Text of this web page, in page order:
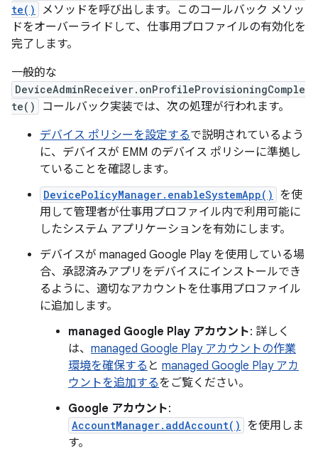
te()
メソッドを呼び出します。このコールバック メソッ
ドをオーバーライドして、仕事用プロファイルの有効化を
完了します。
一般的な
DeviceAdminReceiver.onProfileProvisioningComple
te()
コールバック実装では、次の処理が行われます。
デバイス ポリシーを設定するで説明されているよう
に、デバイスが EMM のデバイス ポリシーに準拠し
ていることを確認します。
DevicePolicyManager.enableSystemApp()
を使
用して管理者が仕事用プロファイル内で利用可能に
したシステム アプリケーションを有効にします。
デバイスが managed Google Play を使用している場
合、承認済みアプリをデバイスにインストールでき
るように、適切なアカウントを仕事用プロファイル
に追加します。
managed Google Play アカウント: 詳しく
は、 managed Google Play アカウントの作業
環境を確保する と managed Google Play アカ
ウントを追加するをご覧ください。
Google アカウント:
AccountManager.addAccount()
を使用しま
す。